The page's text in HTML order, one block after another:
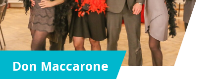
Don Maccarone